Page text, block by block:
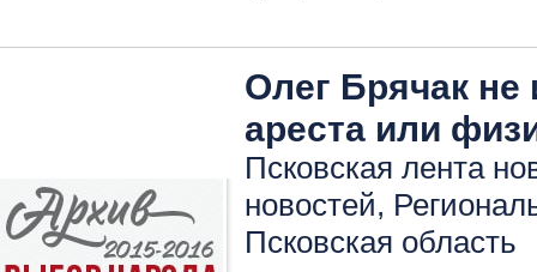
Олег Брячак не
ареста или
Псковская лента
новостей,
Псковская область